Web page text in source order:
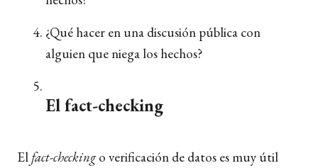
¿Qué hacer en una discusión pública con
alguien que niega los hechos?
El fact-checking
Elfact-checkingo verificación de datos es muy útil